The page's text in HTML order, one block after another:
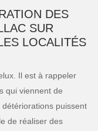
DES
SUR
LOCALITÉS
Il est à rappeler
qui viennent de
puissent
de réaliser des